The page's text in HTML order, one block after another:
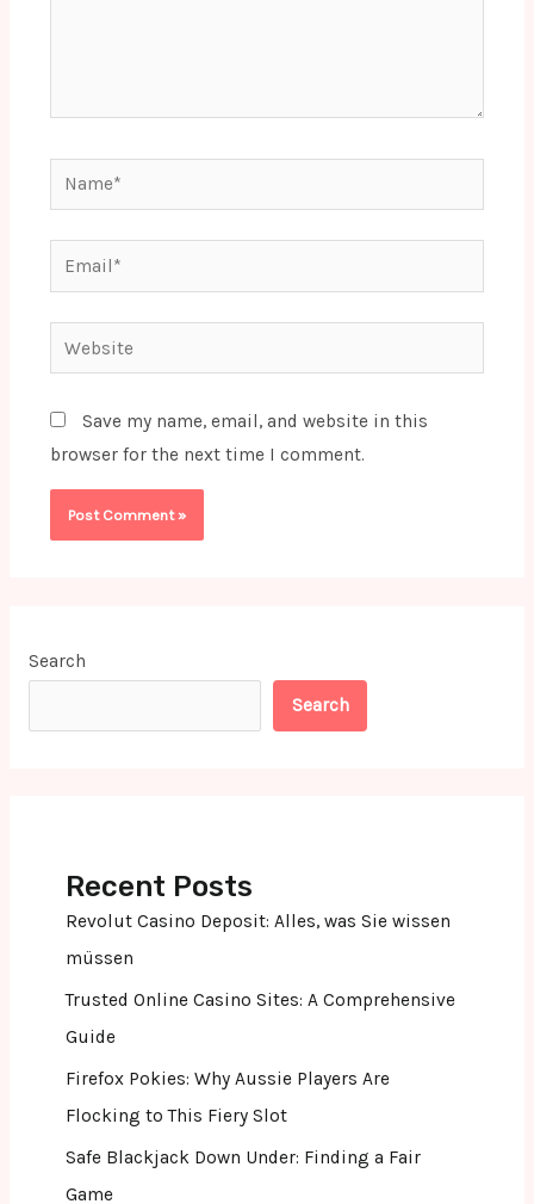
Name*
Email*
Website
Save my name, email, and website in this
browser for the next time I comment.
Search
Search
Recent Posts
Revolut Casino Deposit: Alles, was Sie wissen
müssen
Trusted Online Casino Sites: A Comprehensive
Guide
Firefox Pokies: Why Aussie Players Are
Flocking to This Fiery Slot
Safe Blackjack Down Under: Finding a Fair
Game